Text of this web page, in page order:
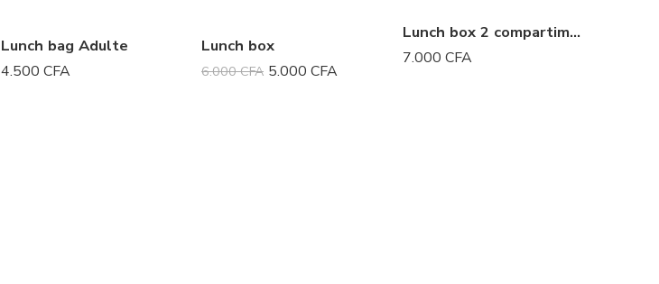
Lunch bag Adulte
4.500 CFA
Lunch box
6.000CFA 5.000 CFA
Lunch box 2 compartiments
7.000 CFA